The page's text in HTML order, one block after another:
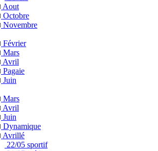
Aout
Octobre
Novembre
Février
Mars
Avril
Pagaie
Juin
Mars
Avril
Juin
Dynamique
Avrillé
22/05 sportif